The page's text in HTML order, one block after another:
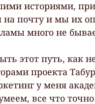
историями,
почту и мы их
много не
этот путь, как
проекта
у меня
все что